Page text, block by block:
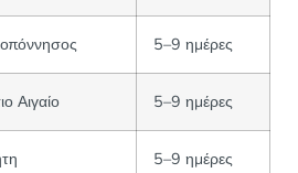
5–9 ημέρες
Αιγαίο 5–9 ημέρες
5–9 ημέρες